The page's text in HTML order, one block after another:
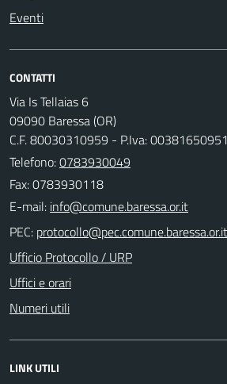
Eventi
CONTATTI
Via Is Tellaias 6
09090 Baressa (OR)
C.F. 80030310959 - P.Iva: 00381650951
Telefono:0783930049
Fax: 0783930118
E-mail:
PEC:
Ufficio Protocollo / URP
Uffici e orari
Numeri utili
LINK UTILI